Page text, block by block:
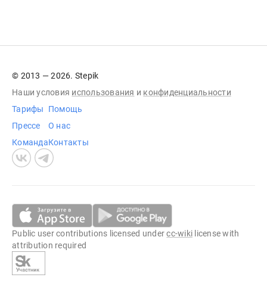
© 2013 — 2026. Stepik
Наши условия использования и конфиденциальности
Тарифы
Прессе
Команда
Помощь
О нас
Контакты
Public user contributions licensed undercc-wiki license with
attribution required